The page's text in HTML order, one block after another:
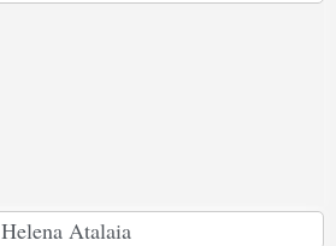
Helena Atalaia